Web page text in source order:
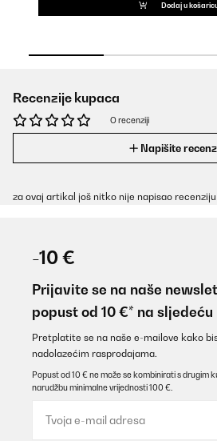
Dodaj u
Recenzije kupaca
O recenziji
Napišite
za ovaj artikal još nitko nije napisao recenziju
-10 €
Prijavite se na naše
popust od 10 €* na
Pretplatite se na naše e-mailove kako
nadolazećim rasprodajama.
Popust od 10 € ne može se kombinirati s drugim
narudžbu minimalne vrijednosti 100 €.